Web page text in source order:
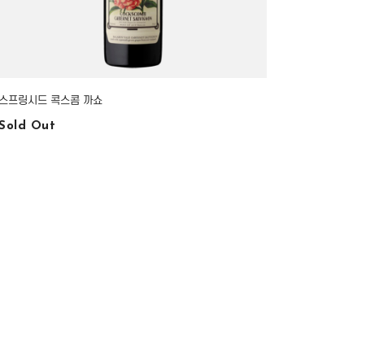
스프링시드 콕스콤 까쇼
Out